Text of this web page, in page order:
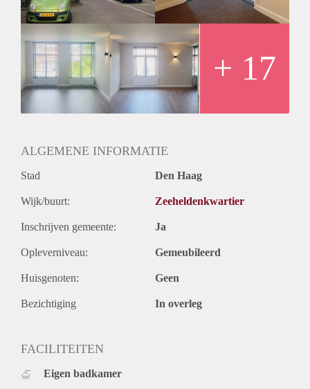
Op de 3e verdieping is er een grote hal, waar de
aansluitingen en waar dus de wasmachine en droger geplaatst
kunnen worden.
Ook vind je daar een luxe badkamer, met bad, separate
douche en dubbele wastafel.
De oude houten elementen( balken) in het plafond vind je
terug in de 3 grote slaapkamers.
- Energielabel B
Kortom, unieke kans om te komen kijken.
+ 17
ALGEMENE INFORMATIE
Stad Den Haag
Wijk/buurt: Zeeheldenkwartier
Inschrijven gemeente: Ja
Opleverniveau: Gemeubileerd
Huisgenoten: Geen
Bezichtiging In overleg
FACILITEITEN
Eigen badkamer